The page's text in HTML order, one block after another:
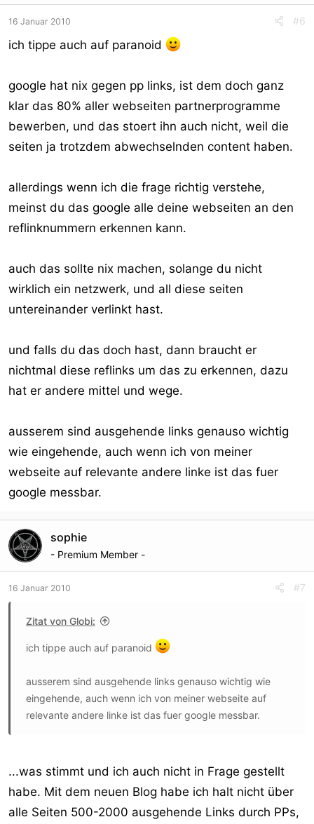
16 Januar 2010 #6
ich tippe auch auf paranoid
google hat nix gegen pp links, ist dem doch ganz
klar das 80% aller webseiten partnerprogramme
bewerben, und das stoert ihn auch nicht, weil die
seiten ja trotzdem abwechselnden content haben.
allerdings wenn ich die frage richtig verstehe,
meinst du das google alle deine webseiten an den
reflinknummern erkennen kann.
auch das sollte nix machen, solange du nicht
wirklich ein netzwerk, und all diese seiten
untereinander verlinkt hast.
und falls du das doch hast, dann braucht er
nichtmal diese reflinks um das zu erkennen, dazu
hat er andere mittel und wege.
ausserem sind ausgehende links genauso wichtig
wie eingehende, auch wenn ich von meiner
webseite auf relevante andere linke ist das fuer
google messbar.
sophie
- Premium Member -
16 Januar 2010 #7
Zitat von Globi:
ich tippe auch auf paranoid
ausserem sind ausgehende links genauso wichtig wie
eingehende, auch wenn ich von meiner webseite auf
relevante andere linke ist das fuer google messbar.
...was stimmt und ich auch nicht in Frage gestellt
habe. Mit dem neuen Blog habe ich halt nicht über
alle Seiten 500-2000 ausgehende Links durch PPs,